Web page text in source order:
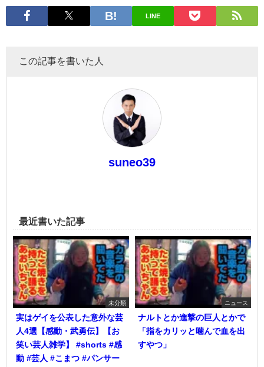
LINE
この記事を書いた人
suneo39
最近書いた記事
未分類
実はゲイを公表した意外な芸
人4選【感動・武勇伝】【お
笑い芸人雑学】 #shorts #感
動 #芸人 #こまつ #パンサー
ニュース
ナルトとか進撃の巨人とかで
「指をカリッと噛んで血を出
すやつ」